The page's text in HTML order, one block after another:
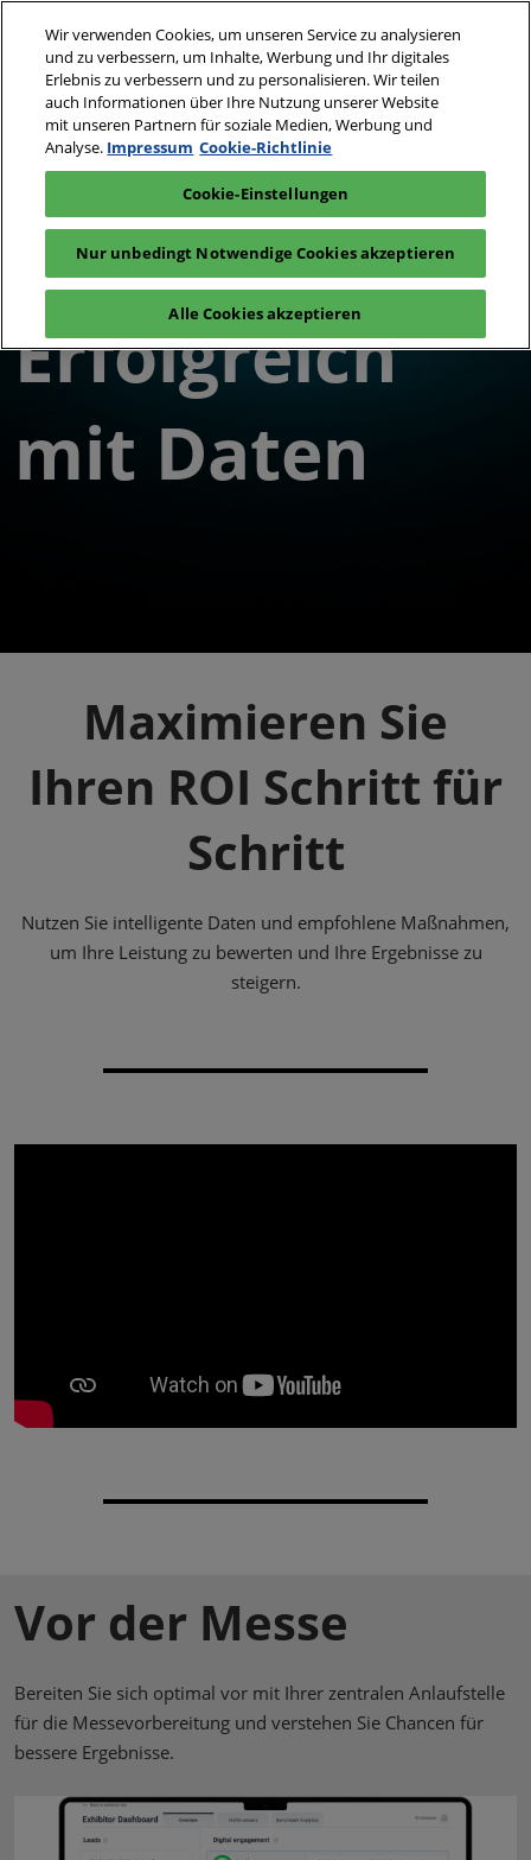
zum
Inhalt24. - 25. Mai 2027
Messe Basel,
Interesse
anmelden
Aussteller
anfragen
Erfolgreich
mit Daten
Maximieren Sie
Ihren ROI Schritt für
Schritt
Nutzen Sie intelligente Daten und empfohlene Maßnahmen,
um Ihre Leistung zu bewerten und Ihre Ergebnisse zu
steigern.
Vor der Messe
Bereiten Sie sich optimal vor mit Ihrer zentralen Anlaufstelle
für die Messevorbereitung und verstehen Sie Chancen für
bessere Ergebnisse.
Wir verwenden Cookies, um unseren Service zu analysieren
und zu verbessern, um Inhalte, Werbung und Ihr digitales
Erlebnis zu verbessern und zu personalisieren. Wir teilen
auch Informationen über Ihre Nutzung unserer Website
mit unseren Partnern für soziale Medien, Werbung und
Analyse. Impressum Cookie-Richtlinie
Cookie-Einstellungen
Nur unbedingt Notwendige Cookies akzeptieren
Alle Cookies akzeptieren